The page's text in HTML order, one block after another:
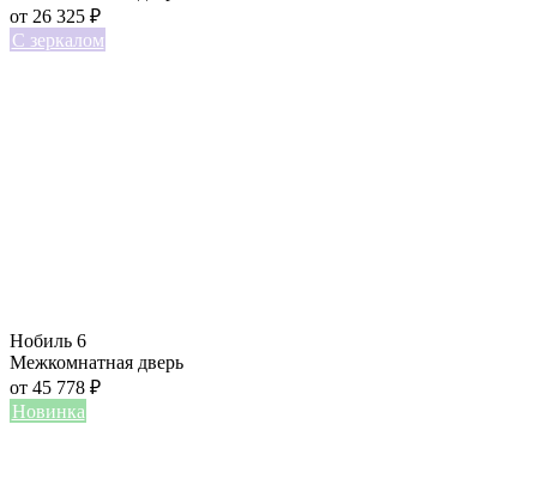
от 26 325 ₽
С зеркалом
Нобиль 6
Межкомнатная дверь
от 45 778 ₽
Новинка